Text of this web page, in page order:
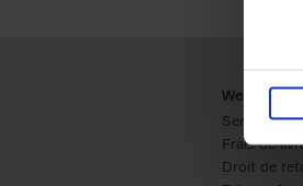
Webshop
Service
Frais de
Droit de